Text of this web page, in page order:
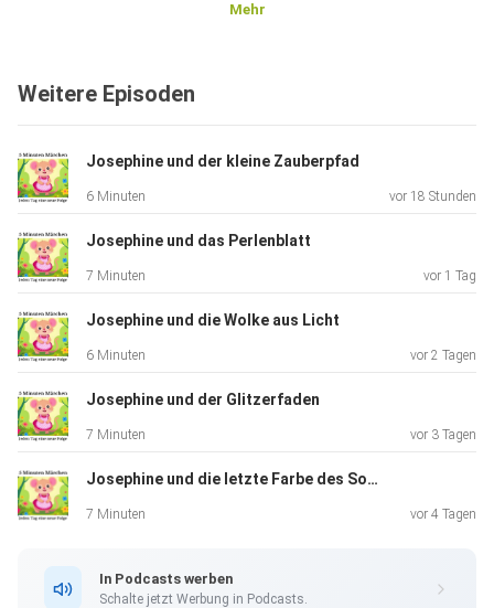
Daumen
Folge dem Kanal für jede neue Morgengeschichte.
Welcher Moment heute war zu schön, um ihn zu
verpassen?
#Achtsamkeit
#Kindermärchen #Einschlafgeschichte #Sommermorgen
Mehr
Weitere Episoden
Josephine und der kleine Zauberpfad
6 Minuten vor 18 Stunden
Josephine und das Perlenblatt
7 Minuten vor 1 Tag
Josephine und die Wolke aus Licht ️️
6 Minuten vor 2 Tagen
Josephine und der Glitzerfaden ️
7 Minuten vor 3 Tagen
Josephine und die letzte Farbe des Sommers
7 Minuten vor 4 Tagen
In Podcasts werben
Schalte jetzt Werbung in Podcasts.